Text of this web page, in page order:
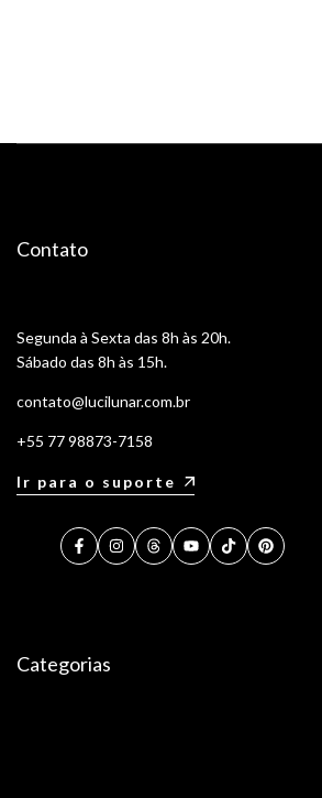
Contato
Segunda à Sexta das 8h às 20h.
Sábado das 8h às 15h.
contato@lucilunar.com.br
+55 77 98873-7158
Ir para o suporte
FacebookInstagram
ThreadsYouTubeTikTokPinterest
Categorias